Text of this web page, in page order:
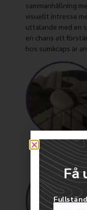
sammanhållning
visuellt intresse
uttalande med en
en chans att
hos sumkcaps är
Få